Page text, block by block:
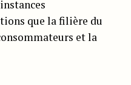
que la filière du
et la